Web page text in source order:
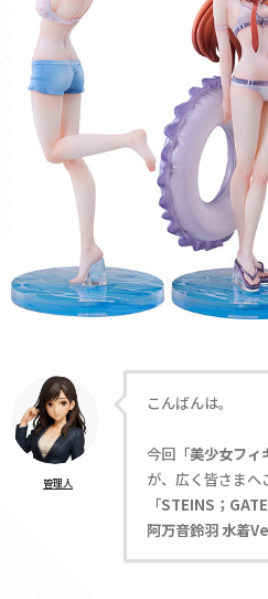
管理人
こんばんは。
今回「美少女フィ
が、広く皆さまへ
「STEINS；
阿万音鈴羽 水着